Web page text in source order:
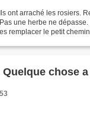
ont arraché les rosiers.
une herbe ne
remplacer le petit chemin
Quelque chose